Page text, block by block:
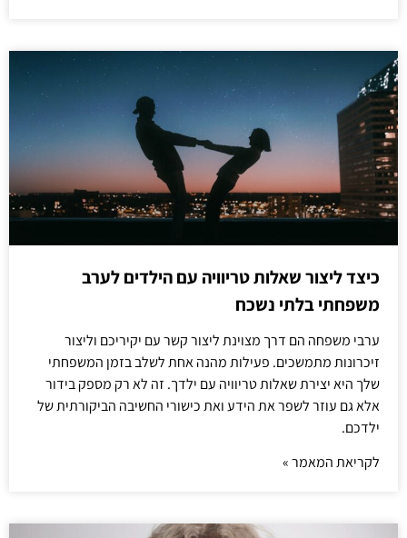
כיצד ליצור שאלות טריוויה עם הילדים לערב
משפחתי בלתי נשכח
ערבי משפחה הם דרך מצוינת ליצור קשר עם יקיריכם וליצור
זיכרונות מתמשכים. פעילות מהנה אחת לשלב בזמן המשפחתי
שלך היא יצירת שאלות טריוויה עם ילדך. זה לא רק מספק בידור
אלא גם עוזר לשפר את הידע ואת כישורי החשיבה הביקורתית של
ילדכם.
לקריאת המאמר »